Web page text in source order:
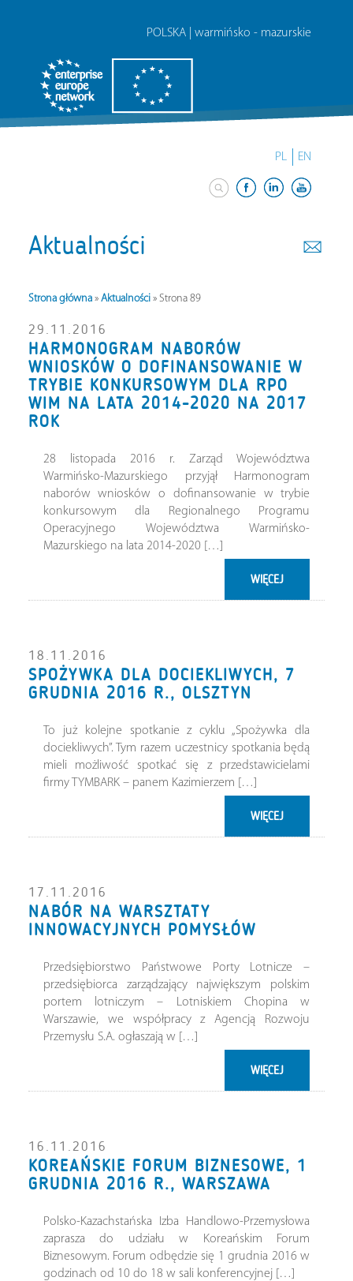
POLSKA | warmińsko - mazurskie
PL EN
Aktualności
Strona główna» Aktualności» Strona 89
29.11.2016
HARMONOGRAM NABORÓW
WNIOSKÓW O DOFINANSOWANIE W
TRYBIE KONKURSOWYM DLA RPO
WIM NA LATA 2014-2020 NA 2017
ROK
28 listopada 2016 r. Zarząd Województwa
Warmińsko-Mazurskiego przyjął Harmonogram
naborów wniosków o dofinansowanie w trybie
konkursowym dla Regionalnego Programu
Operacyjnego Województwa Warmińsko-
Mazurskiego na lata 2014-2020 […]
WIĘCEJ
18.11.2016
SPOŻYWKA DLA DOCIEKLIWYCH, 7
GRUDNIA 2016 R., OLSZTYN
To już kolejne spotkanie z cyklu „Spożywka dla
dociekliwych”. Tym razem uczestnicy spotkania będą
mieli możliwość spotkać się z przedstawicielami
firmy TYMBARK – panem Kazimierzem […]
WIĘCEJ
17.11.2016
NABÓR NA WARSZTATY
INNOWACYJNYCH POMYSŁÓW
Przedsiębiorstwo Państwowe Porty Lotnicze –
przedsiębiorca zarządzający największym polskim
portem lotniczym – Lotniskiem Chopina w
Warszawie, we współpracy z Agencją Rozwoju
Przemysłu S.A. ogłaszają w […]
WIĘCEJ
16.11.2016
KOREAŃSKIE FORUM BIZNESOWE, 1
GRUDNIA 2016 R., WARSZAWA
Polsko-Kazachstańska Izba Handlowo-Przemysłowa
zaprasza do udziału w Koreańskim Forum
Biznesowym. Forum odbędzie się 1 grudnia 2016 w
godzinach od 10 do 18 w sali konferencyjnej […]